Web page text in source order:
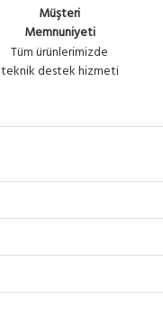
Müşteri
Memnuniyeti
Tüm ürünlerimizde
teknik destek hizmeti